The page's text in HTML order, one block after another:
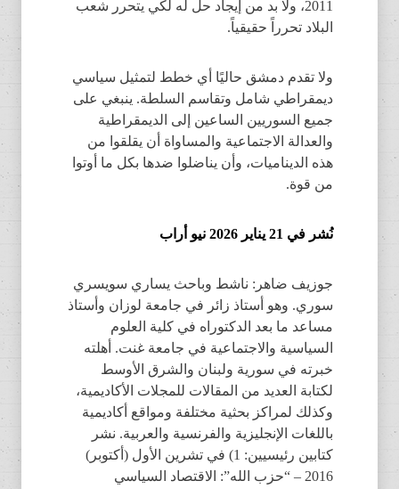
2011، ولا بد من إيجاد حل له لكي يتحرر شعب
البلاد تحرراً حقيقياً.
ولا تقدم دمشق حاليًا أي خطط لتمثيل سياسي
ديمقراطي شامل وتقاسم السلطة. ينبغي على
جميع السوريين الساعين إلى الديمقراطية
والعدالة الاجتماعية والمساواة أن يقلقوا من
هذه الديناميات، وأن يناضلوا ضدها بكل ما أوتوا
من قوة.
نُشر في 21 يناير 2026 نيو أراب
جوزيف ضاهر: ناشط وباحث يساري سويسري
سوري. وهو أستاذ زائر في جامعة لوزان وأستاذ
مساعد ما بعد الدكتوراه في كلية العلوم
السياسية والاجتماعية في جامعة غنت. أهلته
خبرته في سورية ولبنان والشرق الأوسط
لكتابة العديد من المقالات للمجلات الأكاديمية،
وكذلك لمراكز بحثية مختلفة ومواقع أكاديمية
باللغات الإنجليزية والفرنسية والعربية. نشر
كتابين رئيسيين: 1) في تشرين الأول (أكتوبر)
2016 – “حزب الله”: الاقتصاد السياسي